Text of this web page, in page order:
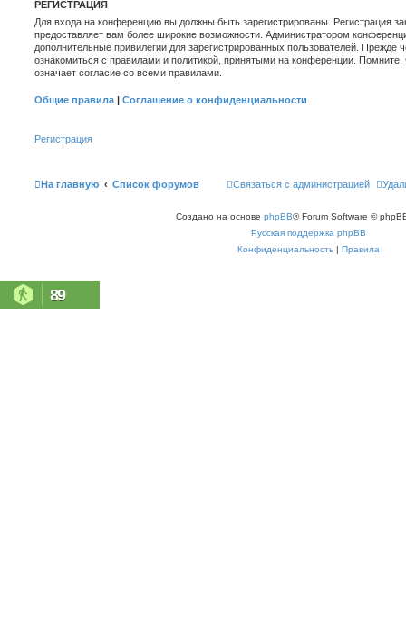
РЕГИСТРАЦИЯ
Для входа на конференцию вы должны быть зарегистрированы. Регистрация
предоставляет вам более широкие возможности. Администратором
дополнительные привилегии для зарегистрированных пользователей. Прежде
ознакомиться с правилами и политикой, принятыми на конференции.
означает согласие со всеми правилами.
Общие правила | Соглашение о конфиденциальности
Регистрация
На главную Список форумов Связаться с администрацией
Создано на основе phpBB® Forum Software ©
Русская поддержка phpBB
Конфиденциальность | Правила
89